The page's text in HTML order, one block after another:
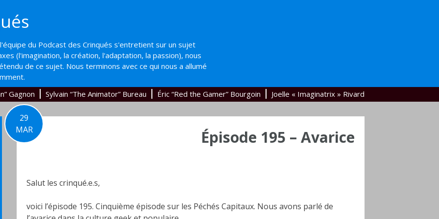
du Podcast des Crinqués s'entretient sur un sujet
(l'imagination, la création, l'adaptation, la passion), nous
de ce sujet. Nous terminons avec ce qui nous a allumé
Gagnon
Sylvain “The Animator” Bureau Éric “Red the Gamer” Bourgoin Joelle « Imaginatrix » Rivard
29
MAR
Épisode 195 – Avarice
Salut les crinqué.e.s,
voici l’épisode 195. Cinquième épisode sur les Péchés Capitaux. Nous avons parlé de